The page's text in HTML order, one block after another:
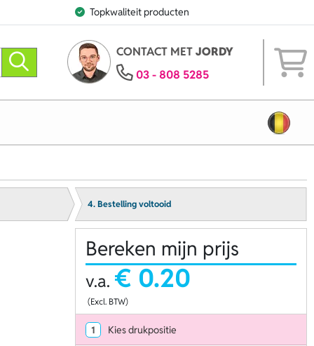
Topkwaliteit producten
CONTACT METJORDY
03 - 808 5285
4. Bestelling voltooid
Bereken mijn prijs
v.a. € 0.20
(Excl. BTW)
1 Kies drukpositie